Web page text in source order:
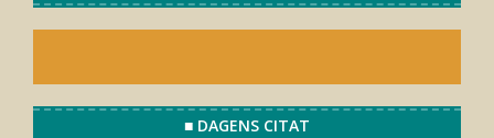
■ DAGENS CITAT